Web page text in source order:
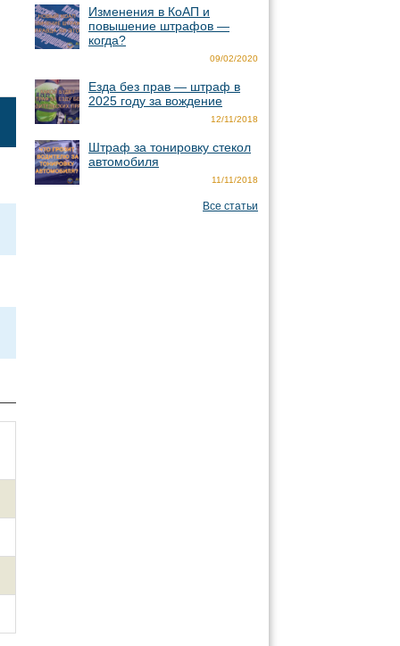
Изменения в КоАП и
повышение штрафов —
когда?
09/02/2020
Езда без прав — штраф в
2025 году за вождение
12/11/2018
Штраф за тонировку стекол
автомобиля
11/11/2018
Все статьи